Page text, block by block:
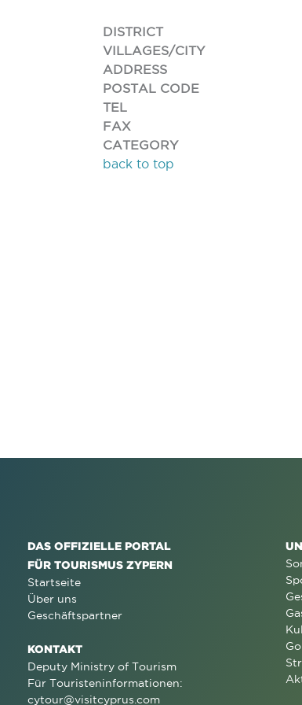
DISTRICT
VILLAGES/CITY
ADDRESS
POSTAL CODE
TEL
FAX
CATEGORY
back to top
DAS OFFIZIELLE PORTAL
FÜR TOURISMUS ZYPERN
Startseite
Über uns
Geschäftspartner
KONTAKT
Deputy Ministry of Tourism
Für Touristeninformationen:
cytour@visitcyprus.com